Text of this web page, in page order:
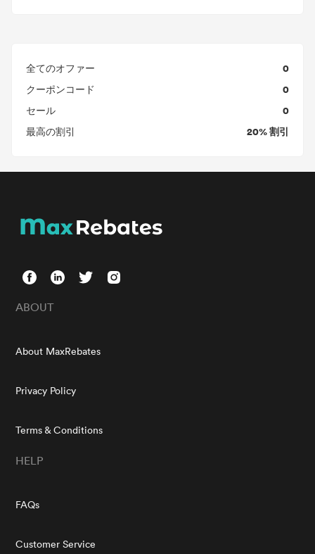
全てのオファー 0
クーポンコード 0
セール 0
最高の割引 20% 割引
ABOUT
About MaxRebates
Privacy Policy
Terms & Conditions
HELP
FAQs
Customer Service